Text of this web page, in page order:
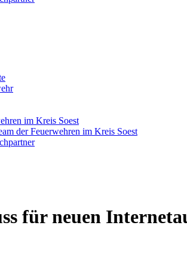
im Kreis Soest
der Feuerwehren im Kreis Soest
für neuen